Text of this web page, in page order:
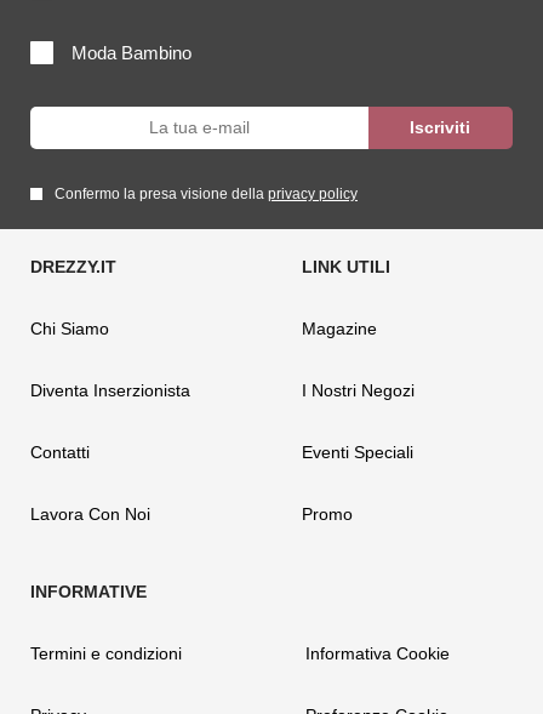
Moda Bambino
Confermo la presa visione della privacy policy
Chi Siamo
Diventa Inserzionista
Contatti
Lavora Con Noi
Magazine
I Nostri Negozi
Eventi Speciali
Promo
Termini e condizioni Informativa Cookie